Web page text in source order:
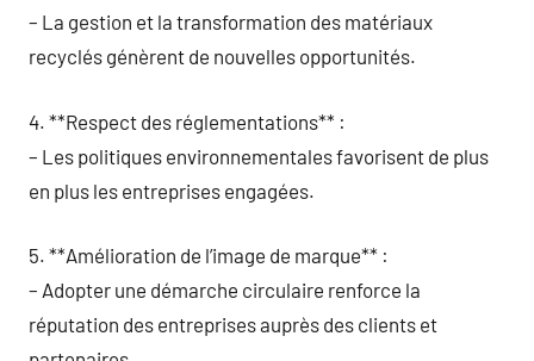
– La gestion et la transformation des matériaux
recyclés génèrent de nouvelles opportunités.
4. **Respect des réglementations** :
– Les politiques environnementales favorisent de plus
en plus les entreprises engagées.
5. **Amélioration de l’image de marque** :
– Adopter une démarche circulaire renforce la
réputation des entreprises auprès des clients et